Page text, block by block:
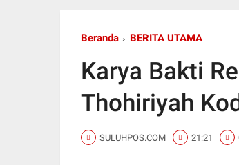
Beranda BERITA UTAMA
Karya Bakti
Thohiriyah
SULUHPOS.COM 21:21